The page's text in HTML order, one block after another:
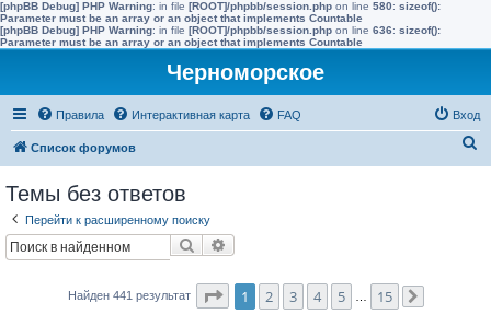
[phpBB Debug] PHP Warning: in file [ROOT]/phpbb/session.php on line 580: sizeof():
Parameter must be an array or an object that implements Countable
[phpBB Debug] PHP Warning: in file [ROOT]/phpbb/session.php on line 636: sizeof():
Parameter must be an array or an object that implements Countable
Черноморское
Правила Интерактивная карта FAQ Вход
Список форумов
Темы без ответов
Перейти к расширенному поиску
Поиск
Найден 441 результат Страница1 из
1 2 3 4 5 15